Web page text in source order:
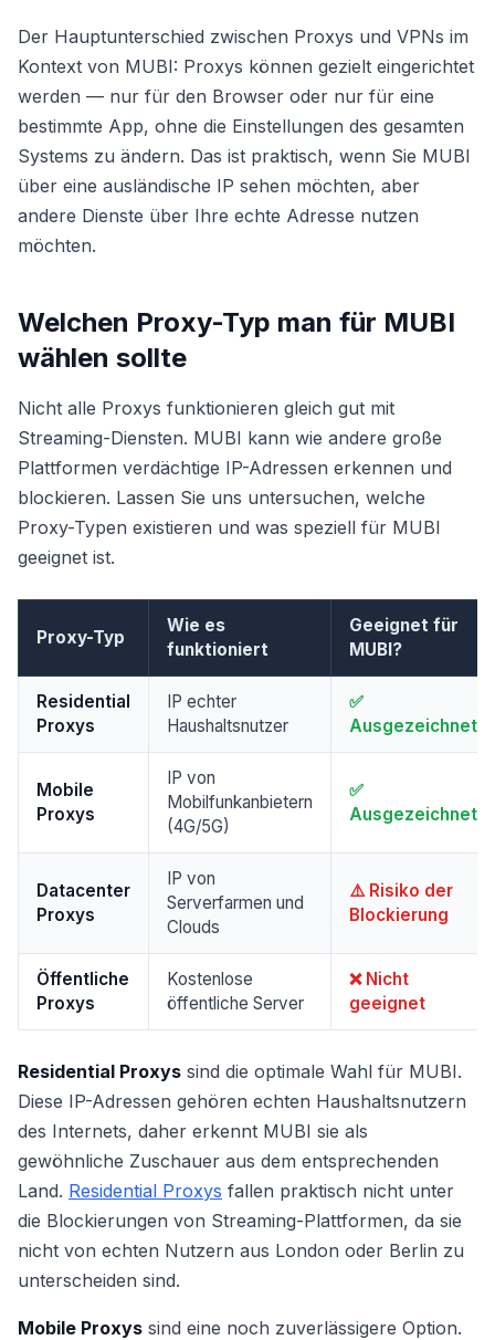
Der Hauptunterschied zwischen Proxys und VPNs im
Kontext von MUBI: Proxys können gezielt eingerichtet
werden — nur für den Browser oder nur für eine
bestimmte App, ohne die Einstellungen des gesamten
Systems zu ändern. Das ist praktisch, wenn Sie MUBI
über eine ausländische IP sehen möchten, aber
andere Dienste über Ihre echte Adresse nutzen
möchten.
Welchen Proxy-Typ man für MUBI
wählen sollte
Nicht alle Proxys funktionieren gleich gut mit
Streaming-Diensten. MUBI kann wie andere große
Plattformen verdächtige IP-Adressen erkennen und
blockieren. Lassen Sie uns untersuchen, welche
Proxy-Typen existieren und was speziell für MUBI
geeignet ist.
Proxy-Typ
Wie es
funktioniert
Geeignet für
MUBI?
Residential
Proxys
IP echter
Haushaltsnutzer
✅
Ausgezeichnet
Mobile
Proxys
IP von
Mobilfunkanbietern
(4G/5G)
✅
Ausgezeichnet
Datacenter
Proxys
IP von
Serverfarmen und
Clouds
⚠️ Risiko der
Blockierung
Öffentliche
Proxys
Kostenlose
öffentliche Server
❌ Nicht
geeignet
Residential Proxys sind die optimale Wahl für MUBI.
Diese IP-Adressen gehören echten Haushaltsnutzern
des Internets, daher erkennt MUBI sie als
gewöhnliche Zuschauer aus dem entsprechenden
Land. Residential Proxys fallen praktisch nicht unter
die Blockierungen von Streaming-Plattformen, da sie
nicht von echten Nutzern aus London oder Berlin zu
unterscheiden sind.
Mobile Proxys sind eine noch zuverlässigere Option.